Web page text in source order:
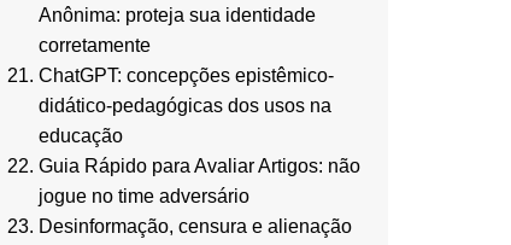
Anônima: proteja sua identidade
corretamente
ChatGPT: concepções epistêmico-
didático-pedagógicas dos usos na
educação
Guia Rápido para Avaliar Artigos: não
jogue no time adversário
Desinformação, censura e alienação